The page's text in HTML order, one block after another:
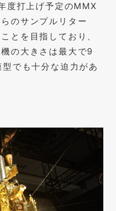
度打上げ予定のMMX
のサンプルリター
とを目指しており、
の大きさは最大で9
でも十分な迫力があ